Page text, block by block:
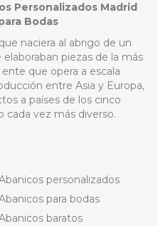
Personalizados Madrid
Bodas
naciera al abrigo de un
piezas de la más
que opera a escala
entre Asia y Europa,
a países de los cinco
cada vez más diverso.
personalizados
para bodas
baratos